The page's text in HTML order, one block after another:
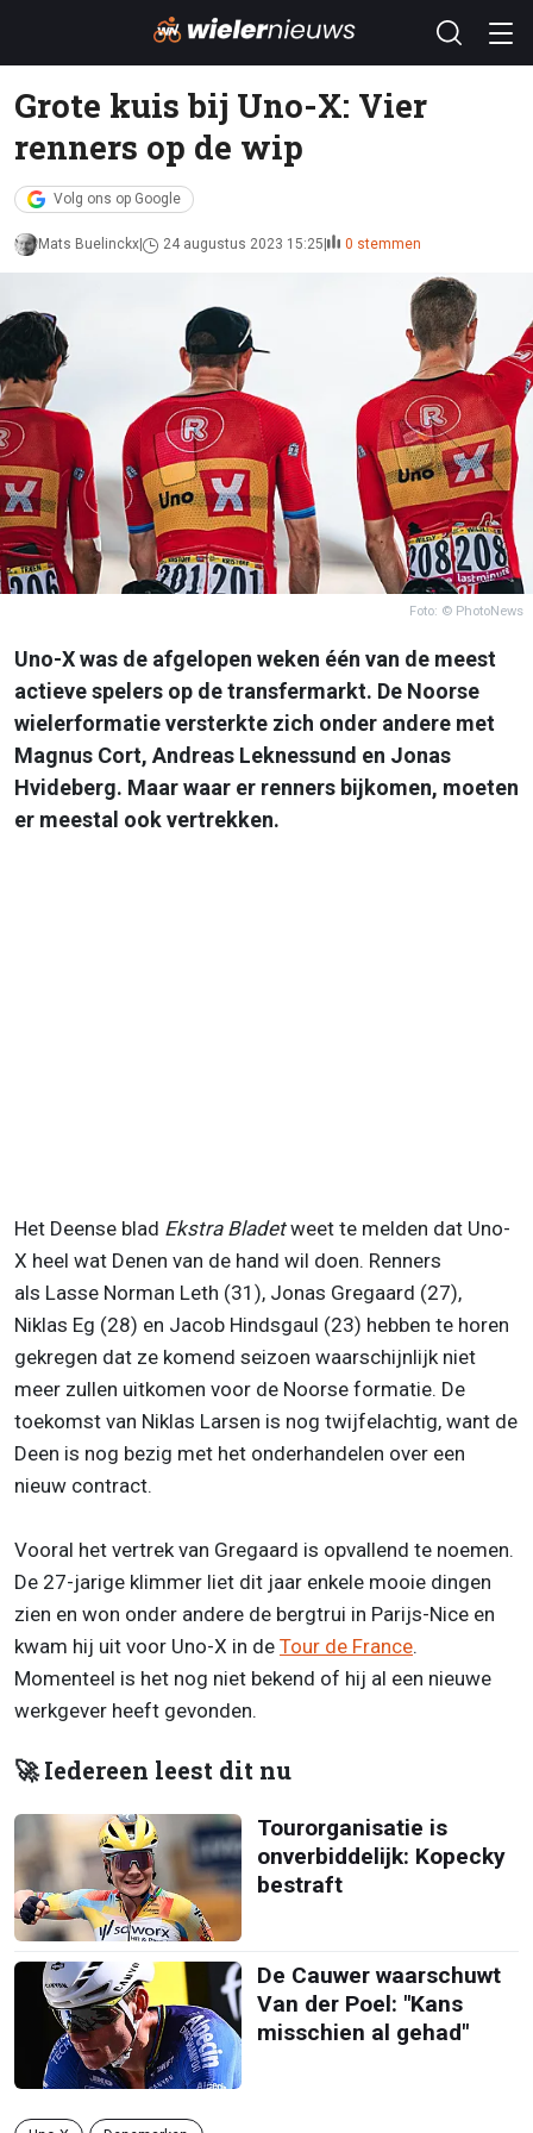
Grote kuis bij Uno-X: Vier
renners op de wip
Volg ons op Google
Mats Buelinckx 24 augustus 2023 15:25 0 stemmen
Foto: © PhotoNews
Uno-X was de afgelopen weken één van de meest
actieve spelers op de transfermarkt. De Noorse
wielerformatie versterkte zich onder andere met
Magnus Cort, Andreas Leknessund en Jonas
Hvideberg. Maar waar er renners bijkomen, moeten
er meestal ook vertrekken.
Het Deense blad Ekstra Bladetweet te melden dat Uno-
X heel wat Denen van de hand wil doen. Renners
als Lasse Norman Leth (31), Jonas Gregaard (27),
Niklas Eg (28) en Jacob Hindsgaul (23) hebben te horen
gekregen dat ze komend seizoen waarschijnlijk niet
meer zullen uitkomen voor de Noorse formatie. De
toekomst van Niklas Larsen is nog twijfelachtig, want de
Deen is nog bezig met het onderhandelen over een
nieuw contract.
Vooral het vertrek van Gregaard is opvallend te noemen.
De 27-jarige klimmer liet dit jaar enkele mooie dingen
zien en won onder andere de bergtrui in Parijs-Nice en
kwam hij uit voor Uno-X in de Tour de France.
Momenteel is het nog niet bekend of hij al een nieuwe
werkgever heeft gevonden.
🚀 Iedereen leest dit nu
Tourorganisatie is
onverbiddelijk: Kopecky
bestraft
De Cauwer waarschuwt
Van der Poel: "Kans
misschien al gehad"